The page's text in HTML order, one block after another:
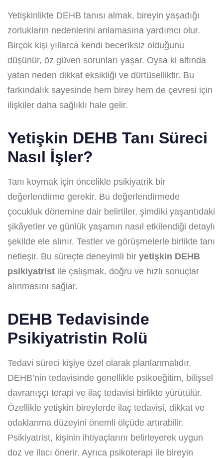
Yetişkinlikte DEHB tanısı almak, bireyin yaşadığı
zorlukların nedenlerini anlamasına yardımcı olur.
Birçok kişi yıllarca kendi beceriksiz olduğunu
düşünür, öz güven sorunları yaşar. Oysa ki altında
yatan neden dikkat eksikliği ve dürtüselliktir. Bu
farkındalık sayesinde hem birey hem de çevresi için
ilişkiler daha sağlıklı hale gelir.
Yetişkin DEHB Tanı Süreci
Nasıl İşler?
Tanı koymak için öncelikle psikiyatrik bir
değerlendirme gerekir. Bu değerlendirmede
çocukluk dönemine dair belirtiler, şimdiki yaşantıdaki
şikâyetler ve günlük yaşamın nasıl etkilendiği detaylı
şekilde ele alınır. Testler ve görüşmelerle birlikte tanı
netleşir. Bu süreçte deneyimli bir yetişkin DEHB
psikiyatrist ile çalışmak, doğru ve hızlı sonuçlar
alınmasını sağlar.
DEHB Tedavisinde
Psikiyatristin Rolü
Tedavi süreci kişiye özel olarak planlanmalıdır.
DEHB’nin tedavisinde genellikle psikoeğitim, bilişsel
davranışçı terapi ve ilaç tedavisi birlikte yürütülür.
Özellikle yetişkin bireylerde ilaç tedavisi, dikkat ve
odaklanma düzeyini önemli ölçüde artırabilir.
Psikiyatrist, kişinin ihtiyaçlarını belirleyerek uygun
doz ve ilacı önerir. Ayrıca psikoterapi ile bireyin